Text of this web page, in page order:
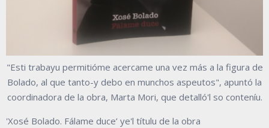
"Esti trabayu permitióme acercame una vez más a la figura de
Bolado, al que tanto-y debo en munchos aspeutos", apuntó la
coordinadora de la obra, Marta Mori, que detalló'l so conteníu.
'Xosé Bolado. Fálame duce’ ye'l títulu de la obra